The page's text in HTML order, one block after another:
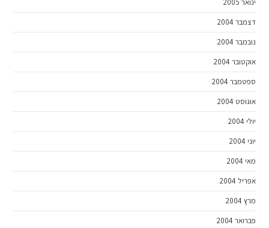
ינואר 2005
דצמבר 2004
נובמבר 2004
אוקטובר 2004
ספטמבר 2004
אוגוסט 2004
יולי 2004
יוני 2004
מאי 2004
אפריל 2004
מרץ 2004
פברואר 2004